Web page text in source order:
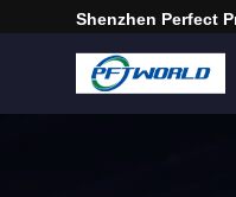
Shenzhen Perfect